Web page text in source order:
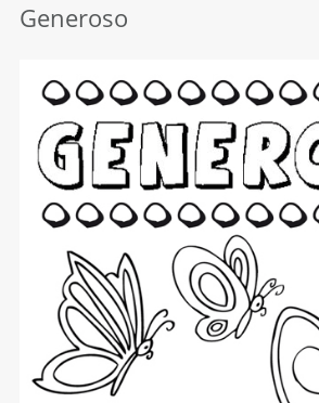
Generoso